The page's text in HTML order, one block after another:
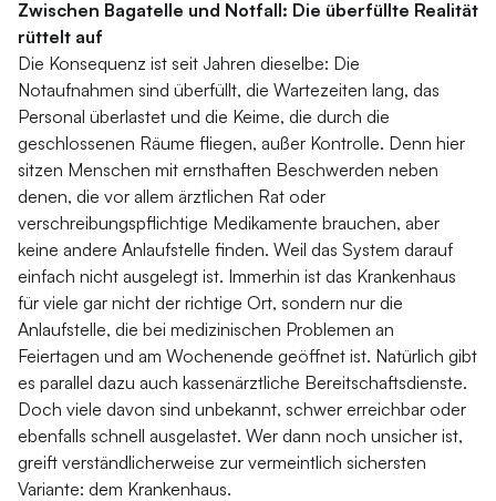
Zwischen Bagatelle und Notfall: Die überfüllte Realität
rüttelt auf
Die Konsequenz ist seit Jahren dieselbe: Die
Notaufnahmen sind überfüllt, die Wartezeiten lang, das
Personal überlastet und die Keime, die durch die
geschlossenen Räume fliegen, außer Kontrolle. Denn hier
sitzen Menschen mit ernsthaften Beschwerden neben
denen, die vor allem ärztlichen Rat oder
verschreibungspflichtige Medikamente brauchen, aber
keine andere Anlaufstelle finden. Weil das System darauf
einfach nicht ausgelegt ist. Immerhin ist das Krankenhaus
für viele gar nicht der richtige Ort, sondern nur die
Anlaufstelle, die bei medizinischen Problemen an
Feiertagen und am Wochenende geöffnet ist. Natürlich gibt
es parallel dazu auch kassenärztliche Bereitschaftsdienste.
Doch viele davon sind unbekannt, schwer erreichbar oder
ebenfalls schnell ausgelastet. Wer dann noch unsicher ist,
greift verständlicherweise zur vermeintlich sichersten
Variante: dem Krankenhaus.